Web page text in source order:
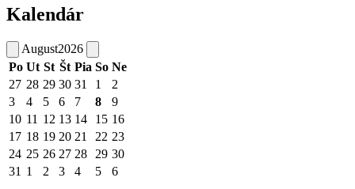
Kalendár
August2026
Po Ut St Št Pia So Ne
27 28 29 30 31 1
2
3
4 5 6 7 8
9
10 11 12 13 14 15 16
17 18 19 20 21 22 23
24 25 26 27 28 29 30
31 1 2 3 4 5 6